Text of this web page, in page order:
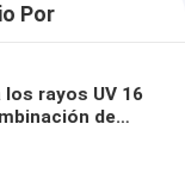
Por
rayos UV 16
de